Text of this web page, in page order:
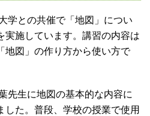
学との共催で「地図」につい
実施しています。講習の内容は
地図」の作り方から使い方で
先生に地図の基本的な内容に
した。普段、学校の授業で使用